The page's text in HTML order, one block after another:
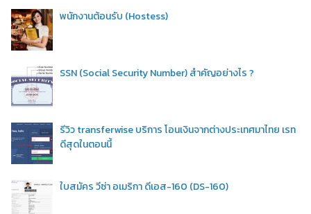
พนักงานต้อนรับ (Hostess)
SSN (Social Security Number) สำคัญอย่างไร ?
รีวิว transferwise บริการ โอนเงินจากต่างประเทศมาไทย เรท
ดีสุดในตอนนี้
ใบสมัคร วีซ่า อเมริกา ดีเอส-160 (DS-160)